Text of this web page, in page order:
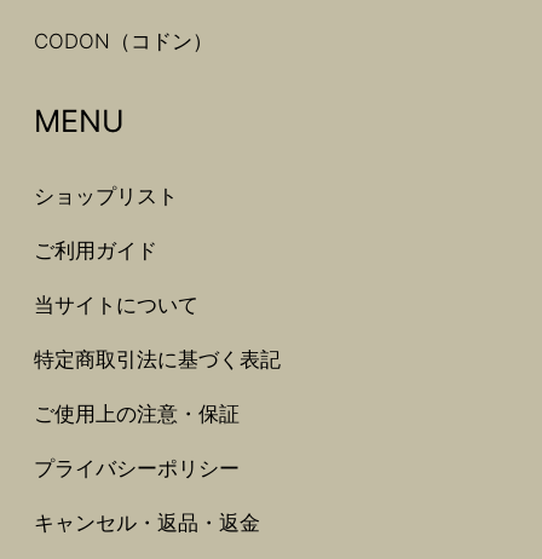
CODON（コドン）
MENU
ショップリスト
ご利用ガイド
当サイトについて
特定商取引法に基づく表記
ご使用上の注意・保証
プライバシーポリシー
キャンセル・返品・返金